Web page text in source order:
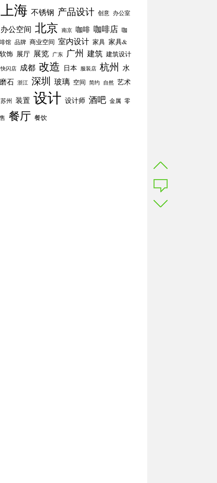
上海 不锈钢 产品设计 创意 办公室
办公空间 北京 南京 咖啡 咖啡店 咖
馆 品牌 商业空间 室内设计 家具 家具&
饰 展厅 展览 广东 广州 建筑 建筑设计
快闪店 成都 改造 日本 服装店 杭州 水
石 浙江 深圳 玻璃 空间 简约 自然 艺术
苏州 装置 设计 设计师 酒吧 金属 零
餐厅 餐饮